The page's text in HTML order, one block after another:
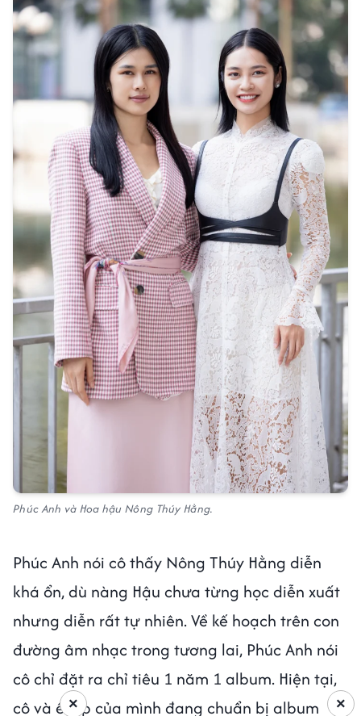
Phúc Anh và Hoa hậu Nông Thúy Hằng.
Phúc Anh nói cô thấy Nông Thúy Hằng diễn
khá ổn, dù nàng Hậu chưa từng học diễn xuất
nhưng diễn rất tự nhiên. Về kế hoạch trên con
đường âm nhạc trong tương lai, Phúc Anh nói
cô chỉ đặt ra chỉ tiêu 1 năm 1 album. Hiện tại,
cô và ê-kíp của mình đang chuẩn bị album
×
×